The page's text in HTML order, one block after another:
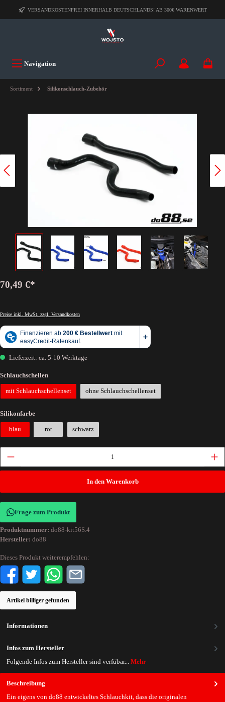
VERSANDKOSTENFREI INNERHALB DEUTSCHLANDS! AB 300€ WARENWERT
Navigation
Sortiment Silikonschlauch-Zubehör
70,49 €*
Preise inkl. MwSt. zzgl. Versandkosten
Lieferzeit: ca. 5-10 Werktage
Schlauchschellen
mit Schlauchschellenset ohne Schlauchschellenset
Silikonfarbe
blau rot schwarz
In den Warenkorb
Frage zum Produkt
Produktnummer: do88-kit56S.4
Hersteller: do88
Dieses Produkt weiterempfehlen:
Artikel billiger gefunden
Beschreibung
Ein eigens von do88 entwickeltes Schlauchkit, dass die originalen
Informationen
Infos zum Hersteller
Folgende Infos zum Hersteller sind verfübar... Mehr